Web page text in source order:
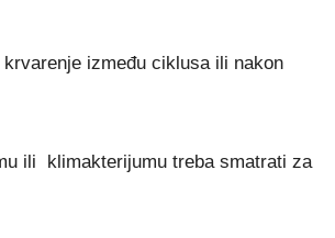
između ciklusa ili nakon
ili klimakterijumu treba smatrati za